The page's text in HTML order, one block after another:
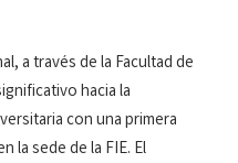
a través de la Facultad de
hacia la
con una primera
la sede de la FIE. El